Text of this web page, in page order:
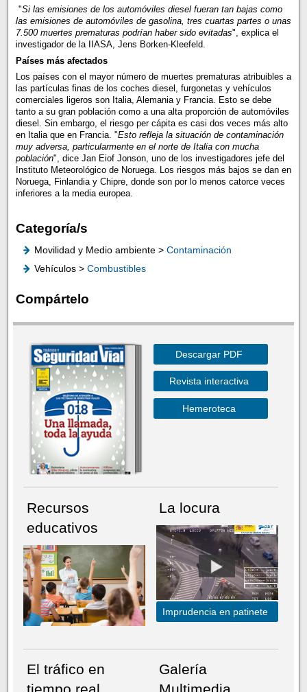
"Si las emisiones de los automóviles diesel fueran tan bajas como
las emisiones de automóviles de gasolina, tres cuartas partes o unas
7.500 muertes prematuras podrían haber sido evitadas", explica el
investigador de la IIASA, Jens Borken-Kleefeld.
Países más afectados
Los países con el mayor número de muertes prematuras atribuibles a
las partículas finas de los coches diesel, furgonetas y vehículos
comerciales ligeros son Italia, Alemania y Francia. Esto se debe
tanto a su gran población como a una alta proporción de automóviles
diesel. Sin embargo, el riesgo per cápita es casi dos veces más alto
en Italia que en Francia. "Esto refleja la situación de contaminación
muy adversa, particularmente en el norte de Italia con mucha
población", dice Jan Eiof Jonson, uno de los investigadores jefe del
Instituto Meteorológico de Noruega. Los riesgos más bajos se dan en
Noruega, Finlandia y Chipre, donde son por lo menos catorce veces
inferiores a la media europea.
Categoría/s
Movilidad y Medio ambiente > Contaminación
Vehículos > Combustibles
Compártelo
Descargar PDF
Revista interactiva
Hemeroteca
Recursos
educativos
La locura
Imprudencia en patinete
El tráfico en
Galería